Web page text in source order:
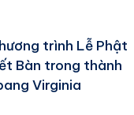
trình Lễ Phật
Bàn trong thành
Virginia